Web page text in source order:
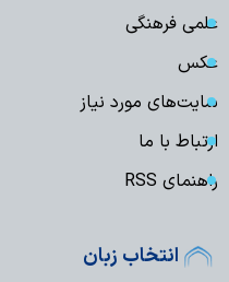
علمی فرهنگی
عکس
سایت‌های مورد نیاز
ارتباط با ما
راهنمای RSS
انتخاب زبان